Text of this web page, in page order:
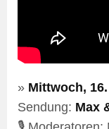
» Mittwoch,
Sendung: Max